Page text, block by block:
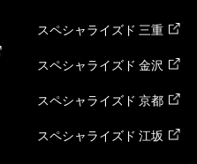
スペシャライズド 三重
スペシャライズド 金沢
スペシャライズド 京都
スペシャライズド 江坂